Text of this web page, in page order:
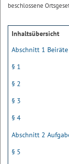
beschlossene
Inhaltsübersicht
Abschnitt 1 Beiräte
§ 1
§ 2
§ 3
§ 4
Abschnitt 2
§ 5